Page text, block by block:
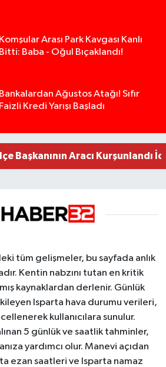
Komşular Arası Park Kavgası Kanlı
Bitti: Baba - Oğul Bıçaklandı!
Bankalardan Ağustos Atağı! Sıfır
Faizli Kredi Yarışı Başladı
Kazaya Neden Oldu: 13 Araç
Olan Gecekondu Kullanılamaz
Minibüsün Çarpıştığı Kaza
Başkanının Aracı Kurşunlandı
tüm gelişmeler, bu sayfada anlık
Kentin nabzını tutan en kritik
kaynaklardan derlenir. Günlük
Isparta hava durumu verileri,
kullanıcılara sunulur.
5 günlük ve saatlik tahminler,
yardımcı olur. Manevi açıdan
ezan saatleri ve Isparta namaz